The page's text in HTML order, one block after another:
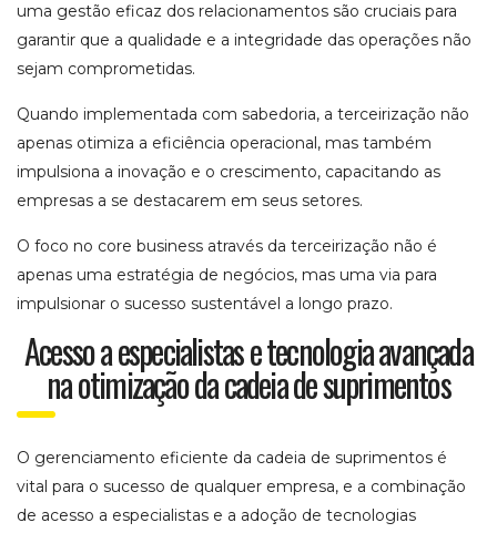
uma gestão eficaz dos relacionamentos são cruciais para
garantir que a qualidade e a integridade das operações não
sejam comprometidas.
Quando implementada com sabedoria, a terceirização não
apenas otimiza a eficiência operacional, mas também
impulsiona a inovação e o crescimento, capacitando as
empresas a se destacarem em seus setores.
O foco no core business através da terceirização não é
apenas uma estratégia de negócios, mas uma via para
impulsionar o sucesso sustentável a longo prazo.
Acesso a especialistas e tecnologia avançada
na otimização da cadeia de suprimentos
O gerenciamento eficiente da cadeia de suprimentos é
vital para o sucesso de qualquer empresa, e a combinação
de acesso a especialistas e a adoção de tecnologias